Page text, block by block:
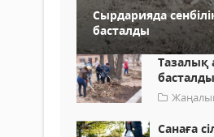
Сырдарияда
басталды
Тазалық
басталды
Санаға